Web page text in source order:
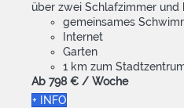
über zwei Schlafzimmer und
gemeinsames
Internet
Garten
1 km zum
Ab 798 € / Woche
+ INFO